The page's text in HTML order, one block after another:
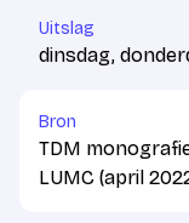
Uitslag
dinsdag,
Bron
TDM
LUMC (april